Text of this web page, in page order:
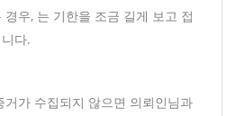
우, 는 기한을 조금 길게 보고 접
다.
가 수집되지 않으면 의뢰인님과